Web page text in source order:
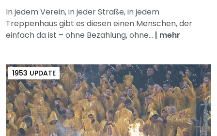
In jedem Verein, in jeder Straße, in jedem
Treppenhaus gibt es diesen einen Menschen, der
einfach da ist – ohne Bezahlung, ohne... | mehr
1953 UPDATE